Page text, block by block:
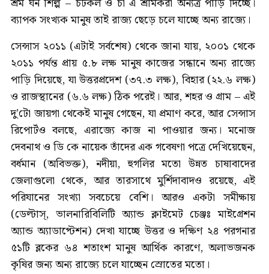
ব্যাপক সংখ্যক মানুষ তাই রাজ্য ছেড়ে চলে যাচ্ছে অন্য রাজ্যে।
সেন্সাস ২০১১ (এটাই সর্বশেষ) থেকে জানা যায়, ২০০১ থেকে
২০১১ পর্যন্ত প্রায় ৫.৮ লক্ষ মানুষ কাজের সন্ধানে অন্য রাজ্যে
পাড়ি দিয়েছে, যা উত্তরপ্রদেশ (৩৭.৩ লক্ষ), বিহার (২২.৬ লক্ষ)
ও রাজস্থানের (৬.৬ লক্ষ) ঠিক পরেই। আর, শহর ও গ্রাম – এই
দু’টো জায়গা থেকেই মানুষ গেছেন, যা প্রমাণ করে, আর সেন্সাস
রিপোর্টও বলছে, এরাজ্যে কাজ না পাওয়ার জন্য। মনোজ
দেবনাথ ও ডি কে নায়েক তাঁদের এক গবেষণা পত্রে দেখিয়েছেন,
বর্ধমান (অবিভক্ত), নদীয়া, হুগলির মতো উন্নত চাষাবাদের
জেলাগুলো থেকে, আর তারসাথে মুর্শিদাবাদও রয়েছে, এই
পরিযানের সংখ্যা সবচেয়ে বেশি। আরও একটা সমীক্ষায়
(ডেল্টাস্, ভালনারিবিলিটি অ্যান্ড ক্লাইমেট চেঞ্জঃ মাইগ্রেশন
অ্যান্ড অ্যাডাপ্টেশন) দেখা যাচ্ছে উত্তর ও দক্ষিণ ২৪ পরগনার
৫১টি ব্লকের ৬৪ শতাংশ মানুষ আর্থিক কারণে, অলাভজনক
কৃষির জন্য অন্য রাজ্যে চলে যাচ্ছেন স্রোতের মতো।